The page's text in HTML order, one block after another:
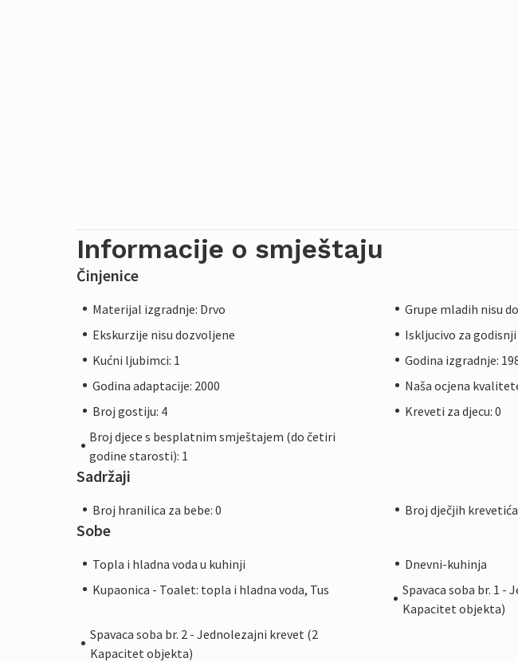
Informacije o smještaju
Činjenice
Materijal izgradnje: Drvo
Grupe mladih nisu
Ekskurzije nisu dozvoljene
Iskljucivo za
Kućni ljubimci: 1
Godina izgradnje:
Godina adaptacije: 2000
Naša ocjena
Broj gostiju: 4
Kreveti za djecu: 0
Broj djece s besplatnim smještajem (do četiri
godine starosti): 1
Sadržaji
Broj hranilica za bebe: 0 Broj dječjih
Sobe
Topla i hladna voda u kuhinji
Dnevni-kuhinja
Kupaonica - Toalet: topla i hladna voda, Tus
Spavaca soba br. 1 -
Kapacitet objekta)
Spavaca soba br. 2 - Jednolezajni krevet (2
Kapacitet objekta)